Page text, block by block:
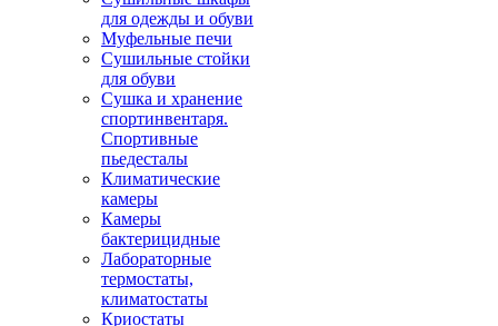
для одежды и обуви
Муфельные печи
Сушильные стойки
для обуви
Сушка и хранение
спортинвентаря.
Спортивные
пьедесталы
Климатические
камеры
Камеры
бактерицидные
Лабораторные
термостаты,
климатостаты
Криостаты